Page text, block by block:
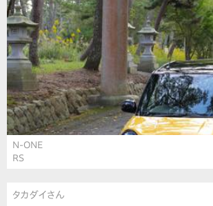
N-ONE
RS
タカダイさん